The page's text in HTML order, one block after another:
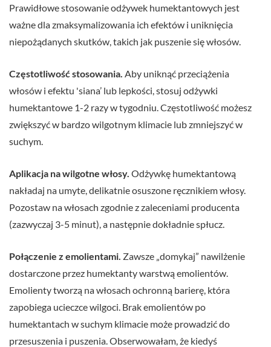
Prawidłowe stosowanie odżywek humektantowych jest
ważne dla zmaksymalizowania ich efektów i uniknięcia
niepożądanych skutków, takich jak puszenie się włosów.
Częstotliwość stosowania. Aby uniknąć przeciążenia
włosów i efektu 'siana’ lub lepkości, stosuj odżywki
humektantowe 1-2 razy w tygodniu. Częstotliwość możesz
zwiększyć w bardzo wilgotnym klimacie lub zmniejszyć w
suchym.
Aplikacja na wilgotne włosy. Odżywkę humektantową
nakładaj na umyte, delikatnie osuszone ręcznikiem włosy.
Pozostaw na włosach zgodnie z zaleceniami producenta
(zazwyczaj 3-5 minut), a następnie dokładnie spłucz.
Połączenie z emolientami. Zawsze „domykaj” nawilżenie
dostarczone przez humektanty warstwą emolientów.
Emolienty tworzą na włosach ochronną barierę, która
zapobiega ucieczce wilgoci. Brak emolientów po
humektantach w suchym klimacie może prowadzić do
przesuszenia i puszenia. Obserwowałam, że kiedyś